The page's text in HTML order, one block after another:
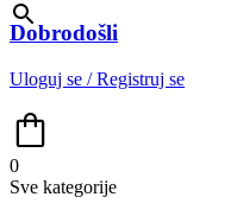
Dobrodošli
Uloguj se / Registruj se
0
Sve kategorije